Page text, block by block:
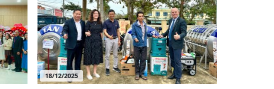
18/12/2025